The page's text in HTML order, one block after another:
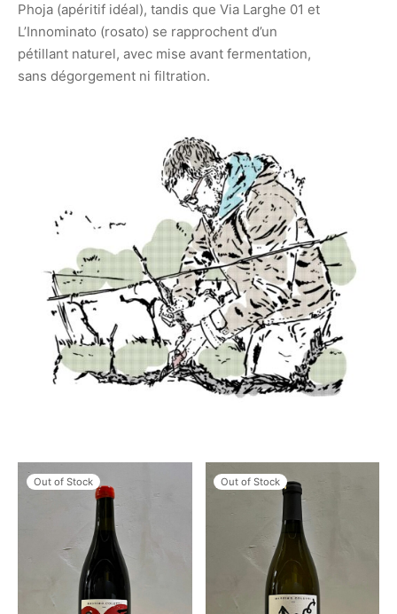
Phoja (apéritif idéal), tandis que Via Larghe 01 et
L’Innominato (rosato) se rapprochent d’un
pétillant naturel, avec mise avant fermentation,
sans dégorgement ni filtration.
Out of Stock Out of Stock